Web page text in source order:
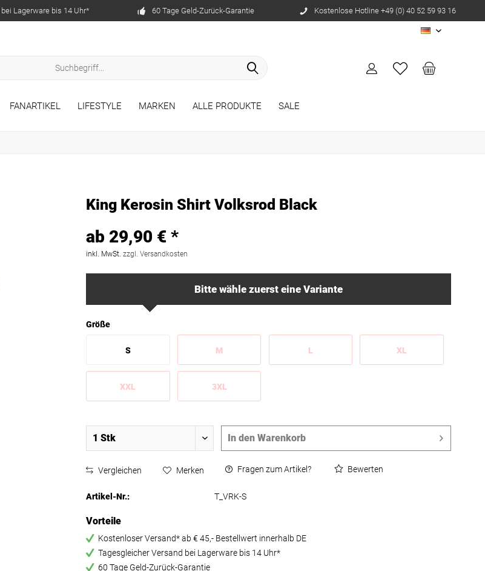
Lagerware bis 14 Uhr* 60 Tage Geld-Zurück-Garantie Kostenlose Hotline +49 (0) 40 52 59 93 16
DE
FANARTIKEL LIFESTYLE MARKEN ALLE PRODUKTE SALE
King Kerosin Shirt Volksrod Black
ab 29,90 € *
inkl. MwSt. zzgl. Versandkosten
Bitte wähle zuerst eine Variante
Größe
S M L XL
XXL 3XL
In den Warenkorb
Vergleichen Merken Fragen zum Artikel? Bewerten
Artikel-Nr.: T_VRK-S
Vorteile
Kostenloser Versand* ab € 45,- Bestellwert innerhalb DE
Tagesgleicher Versand bei Lagerware bis 14 Uhr*
60 Tage Geld-Zurück-Garantie